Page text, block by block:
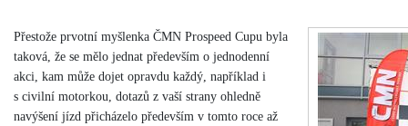
Přestože prvotní myšlenka ČMN Prospeed Cupu byla
taková, že se mělo jednat především o jednodenní
akci, kam může dojet opravdu každý, například i
s civilní motorkou, dotazů z vaší strany ohledně
navýšení jízd přicházelo především v tomto roce až